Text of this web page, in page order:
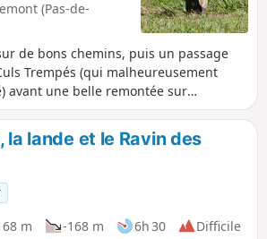
(Pas-de-
de bons chemins, puis un passage
Trempés (qui malheureusement
avant une belle remontée sur
la lande et le Ravin des
m -168 m 6h 30
Difficile